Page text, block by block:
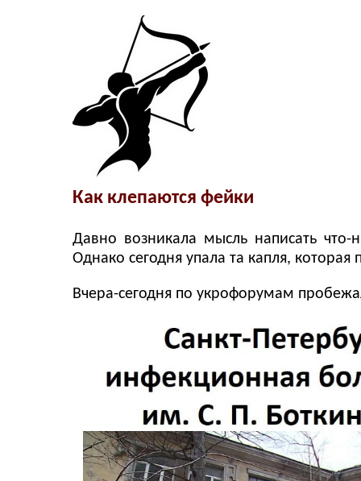
Как клепаются фейки
Давно возникала мысль написать
Однако сегодня упала та капля,
Вчера-сегодня по укрофорумам